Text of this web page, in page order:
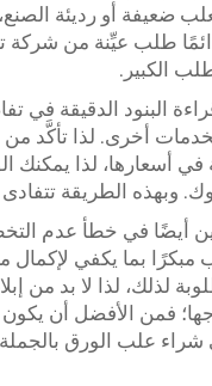
ضعيفة أو رديئة
طلب عيِّنة من شركة
الكبير.
البنود الدقيقة في
أخرى. لذا تأكَّد
في أسعارها، لذا يمكنك
وبهذه الطريقة
أيضًا في خطأ عدم
مبكرًا بما يكفي
لذلك، لذا لا بد من
فمن الأفضل أن
علب الورق